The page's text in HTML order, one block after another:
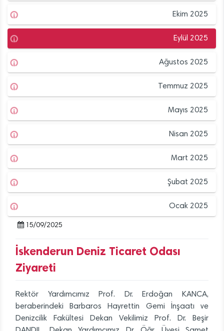
Ekim 2025
Eylül 2025
Ağustos 2025
Temmuz 2025
Mayıs 2025
Nisan 2025
Mart 2025
Şubat 2025
Ocak 2025
15/09/2025
İskenderun Deniz Ticaret Odası
Ziyareti
Rektör Yardımcımız Prof. Dr. Erdoğan KANCA,
beraberindeki Barbaros Hayrettin Gemi İnşaatı ve
Denizcilik Fakültesi Dekan Vekilimiz Prof. Dr. Beşir